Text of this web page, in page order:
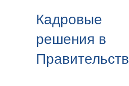
Кадровые
решения в